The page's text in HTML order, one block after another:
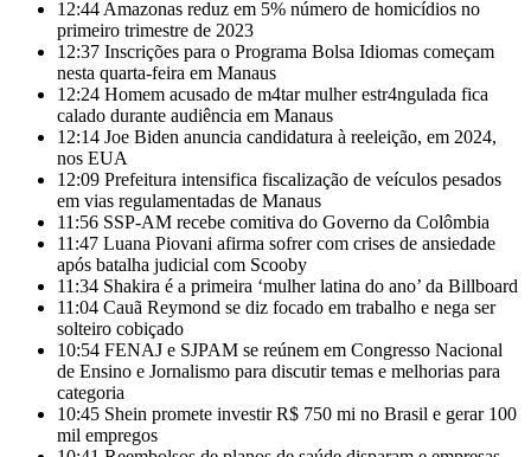
12:44 Amazonas reduz em 5% número de homicídios no
primeiro trimestre de 2023
12:37 Inscrições para o Programa Bolsa Idiomas começam
nesta quarta-feira em Manaus
12:24 Homem acusado de m4tar mulher estr4ngulada fica
calado durante audiência em Manaus
12:14 Joe Biden anuncia candidatura à reeleição, em 2024,
nos EUA
12:09 Prefeitura intensifica fiscalização de veículos pesados
em vias regulamentadas de Manaus
11:56 SSP-AM recebe comitiva do Governo da Colômbia
11:47 Luana Piovani afirma sofrer com crises de ansiedade
após batalha judicial com Scooby
11:34 Shakira é a primeira ‘mulher latina do ano’ da Billboard
11:04 Cauã Reymond se diz focado em trabalho e nega ser
solteiro cobiçado
10:54 FENAJ e SJPAM se reúnem em Congresso Nacional
de Ensino e Jornalismo para discutir temas e melhorias para
categoria
10:45 Shein promete investir R$ 750 mi no Brasil e gerar 100
mil empregos